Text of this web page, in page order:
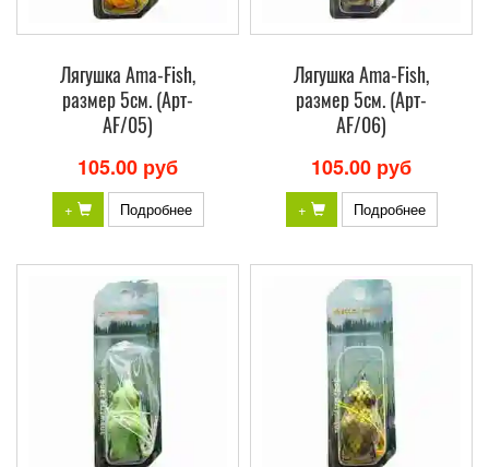
Лягушка Ama-Fish,
размер 5см. (Арт-
AF/05)
105.00 руб
+ Подробнее
Лягушка Ama-Fish,
размер 5см. (Арт-
AF/06)
105.00 руб
+ Подробнее